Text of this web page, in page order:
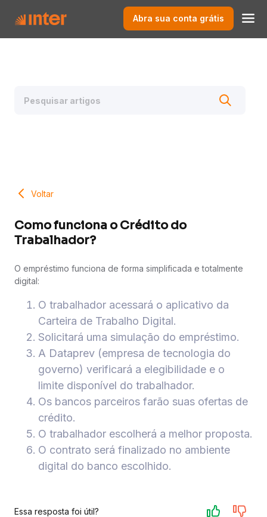
Abra sua conta grátis
Voltar
Como funciona o Crédito do
Trabalhador?
O empréstimo funciona de forma simplificada e totalmente
digital:
O trabalhador acessará o aplicativo da
Carteira de Trabalho Digital.
Solicitará uma simulação do empréstimo.
A Dataprev (empresa de tecnologia do
governo) verificará a elegibilidade e o
limite disponível do trabalhador.
Os bancos parceiros farão suas ofertas de
crédito.
O trabalhador escolherá a melhor proposta.
O contrato será finalizado no ambiente
digital do banco escolhido.
Essa resposta foi útil?